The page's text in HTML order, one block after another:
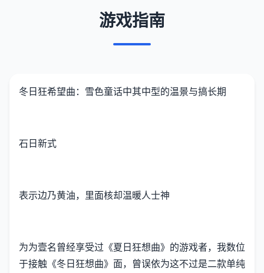
游戏指南
冬日狂希望曲：雪色童话中其中型的温景与搞长期
石日新式
表示边乃黄油，里面核却温暖人士神
为为壹名曾经享受过《夏日狂想曲》的游戏者，我数位
于接触《冬日狂想曲》面，曾误依为这不过是二款​​单纯